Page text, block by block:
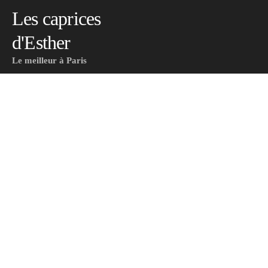
Les caprices
d'Esther
Le meilleur à Paris
Les caprices d'Esther
Le meilleur à Paris